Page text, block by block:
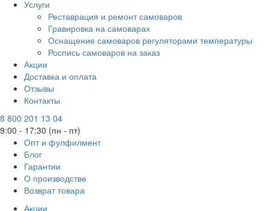
Услуги
Реставрация и ремонт самоваров
Гравировка на самоварах
Оснащение самоваров регуляторами температуры
Роспись самоваров на заказ
Акции
Доставка и оплата
Отзывы
Контакты
8 800 201 13 04
9:00 - 17:30 (пн - пт)
Опт и фулфилмент
Блог
Гарантии
О производстве
Возврат товара
Акции